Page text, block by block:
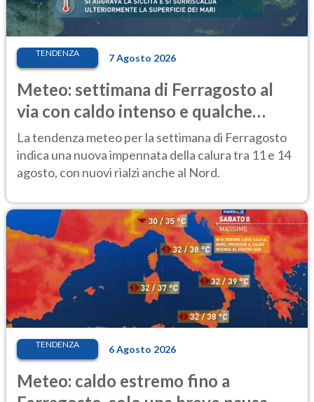
TENDENZA 7 Agosto 2026
Meteo: settimana di Ferragosto al
via con caldo intenso e qualche
temporale
La tendenza meteo per la settimana di Ferragosto
indica una nuova impennata della calura tra 11 e 14
agosto, con nuovi rialzi anche al Nord.
TENDENZA 6 Agosto 2026
Meteo: caldo estremo fino a